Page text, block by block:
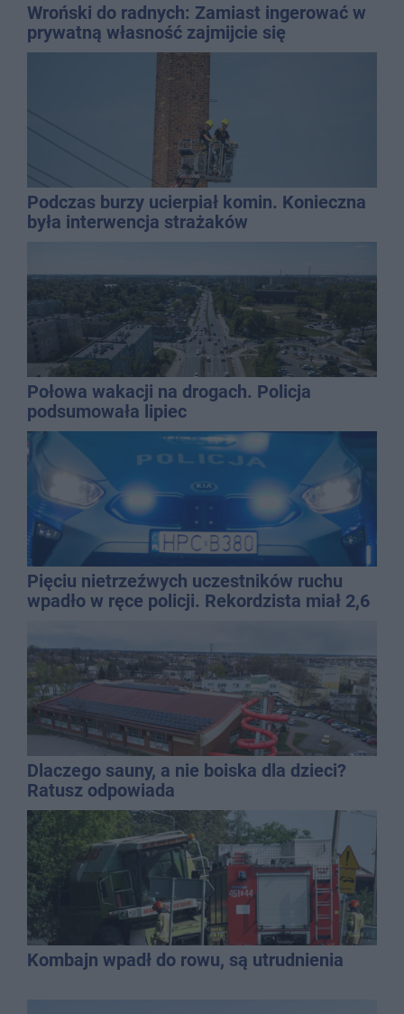
Wroński do radnych: Zamiast ingerować w
prywatną własność zajmijcie się
gospodarką
Podczas burzy ucierpiał komin. Konieczna
była interwencja strażaków
Połowa wakacji na drogach. Policja
podsumowała lipiec
Pięciu nietrzeźwych uczestników ruchu
wpadło w ręce policji. Rekordzista miał 2,6
Dlaczego sauny, a nie boiska dla dzieci?
Ratusz odpowiada
Kombajn wpadł do rowu, są utrudnienia